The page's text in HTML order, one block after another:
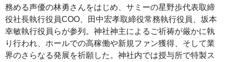
務める声優の林勇さんをはじめ、サミーの星野歩代表取締
役社長執行役員COO、田中宏孝取締役常務執行役員、坂本
幸敏執行役員らが参列。神社神主によるご祈祷が厳かに執
り行われ、ホールでの高稼働や新規ファン獲得、そして業
界のさらなる発展を祈願した。神社内では授与所で特製ス